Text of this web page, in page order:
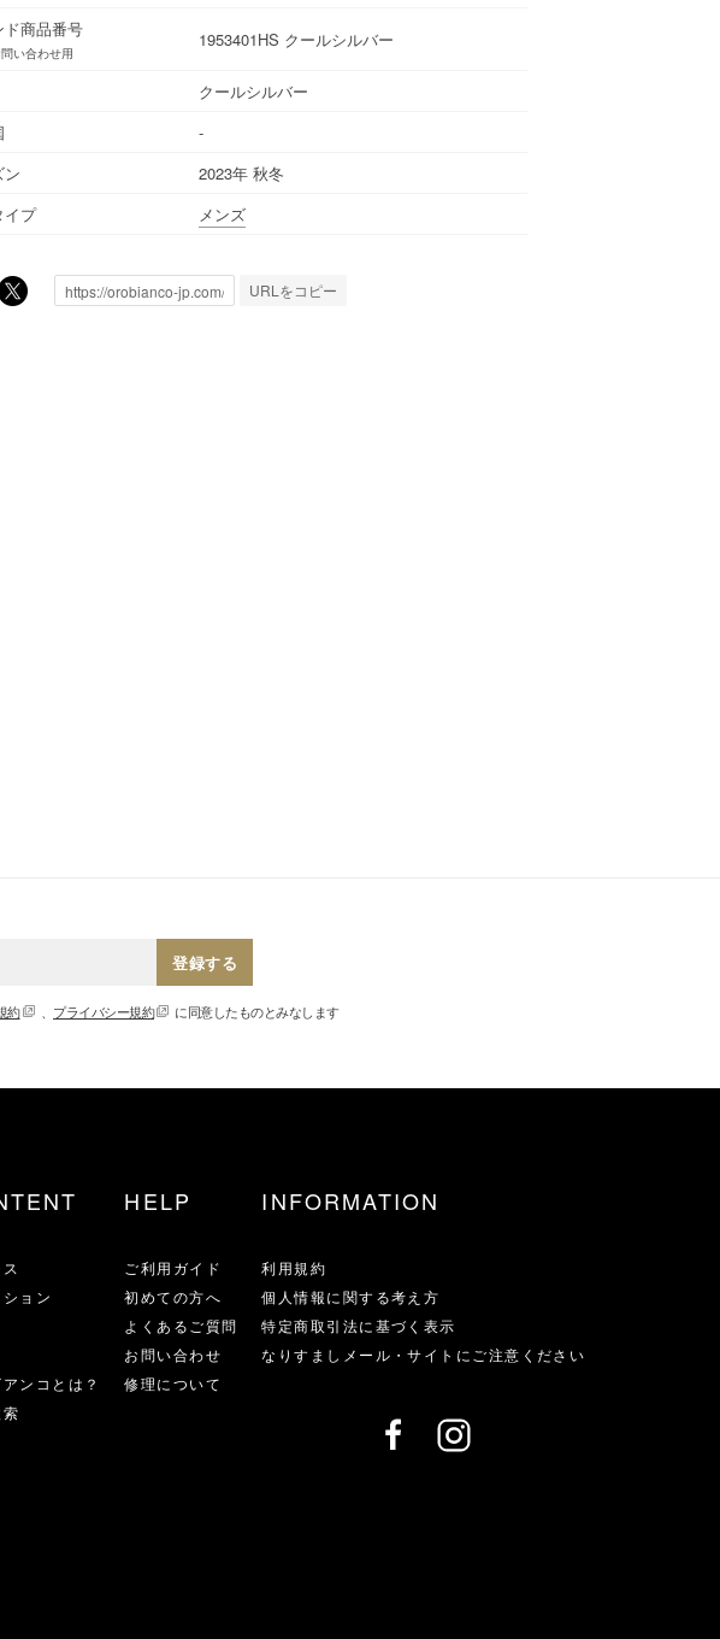
ド商品番号
い合わせ用
1953401HS クールシルバー
クールシルバー
-
ン
2023年 秋冬
イプ
メンズ
URLをコピー
登録する
約 、 プライバシー規約 に同意したものとみなします
ョン
ンコとは？
HELP
ご利用ガイド
初めての方へ
よくあるご質問
お問い合わせ
修理について
INFORMATION
利用規約
個人情報に関する考え方
特定商取引法に基づく表示
なりすましメール・サイトにご注意ください